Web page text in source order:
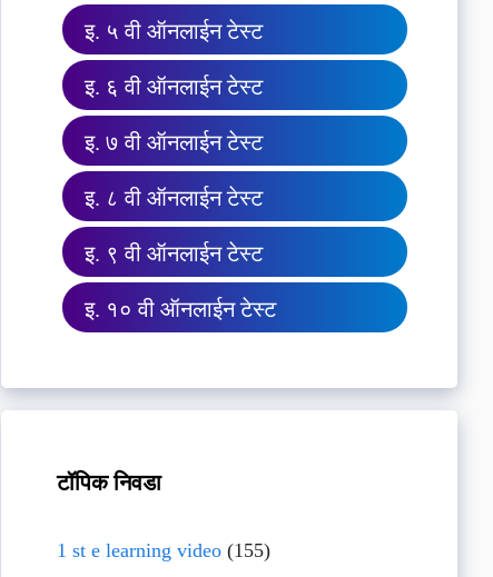
इ. ५ वी ऑनलाईन टेस्ट
इ. ६ वी ऑनलाईन टेस्ट
इ. ७ वी ऑनलाईन टेस्ट
इ. ८ वी ऑनलाईन टेस्ट
इ. ९ वी ऑनलाईन टेस्ट
इ. १० वी ऑनलाईन टेस्ट
टॉपिक निवडा
1 st e learning video(155)